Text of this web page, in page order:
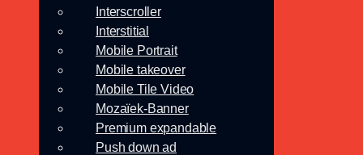
Interscroller
Interstitial
Mobile Portrait
Mobile takeover
Mobile Tile Video
Mozaïek-Banner
Premium expandable
Push down ad